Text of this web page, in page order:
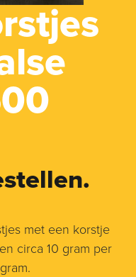
met een korstje
circa 10 gram per